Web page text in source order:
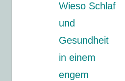
Wieso Schlaf
und
Gesundheit
in einem
engem